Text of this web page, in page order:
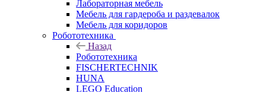
Лабораторная мебель
Мебель для гардероба и раздевалок
Мебель для коридоров
Робототехника
Назад
Робототехника
FISCHERTECHNIK
HUNA
LEGO Education